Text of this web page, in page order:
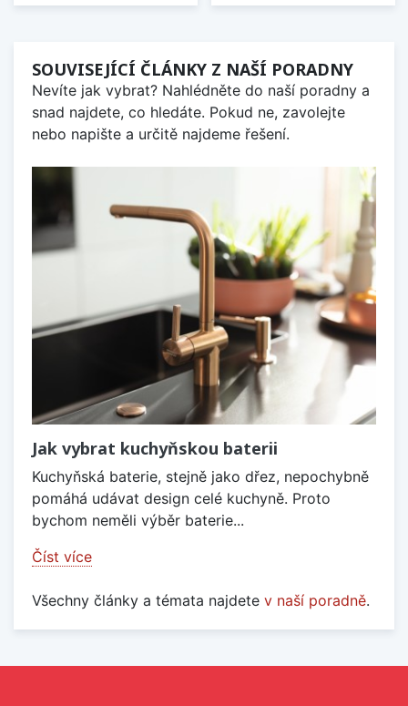
SOUVISEJÍCÍ ČLÁNKY Z NAŠÍ PORADNY
Nevíte jak vybrat? Nahlédněte do naší poradny a
snad najdete, co hledáte. Pokud ne, zavolejte
nebo napište a určitě najdeme řešení.
Jak vybrat kuchyňskou baterii
Kuchyňská baterie, stejně jako dřez, nepochybně
pomáhá udávat design celé kuchyně. Proto
bychom neměli výběr baterie...
Číst více
Všechny články a témata najdete v naší poradně.